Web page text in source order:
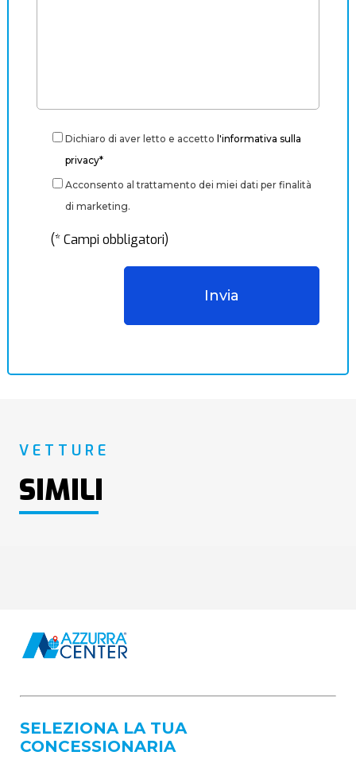
Dichiaro di aver letto e accetto l'informativa sulla
privacy*
Acconsento al trattamento dei miei dati per finalità
di marketing.
(* Campi obbligatori)
VETTURE
SIMILI
SELEZIONA LA TUA
CONCESSIONARIA